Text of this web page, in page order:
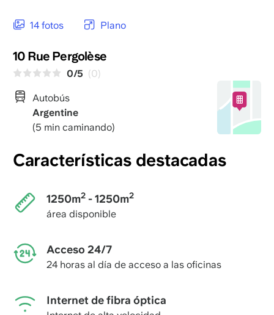
14 fotos Plano
10 Rue Pergolèse
0/5 (0)
Autobús
Argentine
(5 min caminando)
Características destacadas
1250m2- 1250m2
área disponible
Acceso 24/7
24 horas al día de acceso a las oficinas
Internet de fibra óptica